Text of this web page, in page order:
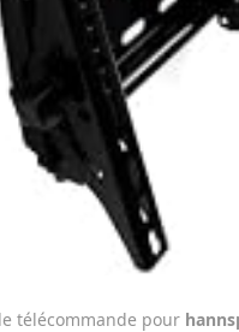
télécommande pour